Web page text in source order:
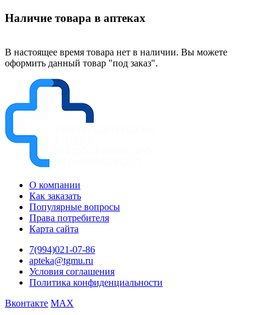
Наличие товара в аптеках
В настоящее время товара нет в наличии. Вы можете
оформить данный товар "под заказ".
О компании
Как заказать
Популярные вопросы
Права потребителя
Карта сайта
7(994)021-07-86
apteka@tgmu.ru
Условия соглашения
Политика конфиденциальности
Вконтакте MAX